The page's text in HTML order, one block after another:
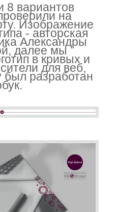
8 вариантов
на
Изображение
- авторская
Александры
далее мы
в кривых и
для веб,
был разработан